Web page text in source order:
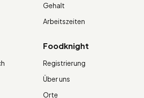
Gehalt
Arbeitszeiten
Foodknight
Registrierung
Über uns
Orte